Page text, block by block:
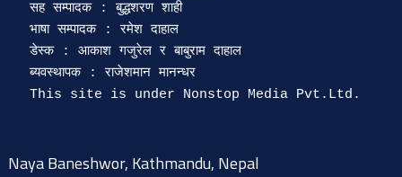
सह सम्पादक : बुद्धशरण शाही
भाषा सम्पादक : रमेश दाहाल
डेस्क : आकाश गजुरेल र बाबुराम दाहाल
ब्यवस्थापक : राजेशमान मानन्धर
Naya Baneshwor, Kathmandu, Nepal